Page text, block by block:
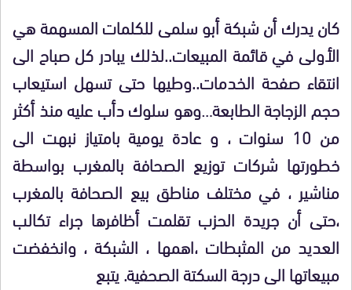
كان يدرك أن شبكة أبو سلمى للكلمات المسهمة هي
الأولى في قائمة المبيعات..لذلك يبادر كل صباح الى
انتقاء صفحة الخدمات..وطيها حتى تسهل استيعاب
حجم الزجاجة الطابعة…وهو سلوك دأب عليه منذ أكثر
من 10 سنوات ، و عادة يومية بامتياز نبهت الى
خطورتها شركات توزيع الصحافة بالمغرب بواسطة
مناشير ، في مختلف مناطق بيع الصحافة بالمغرب
،حتى أن جريدة الحزب تقلمت أظافرها جراء تكالب
العديد من المثبطات ،اهمها ، الشبكة ، وانخفضت
مبيعاتها الى درجة السكتة الصحفية. يتبع